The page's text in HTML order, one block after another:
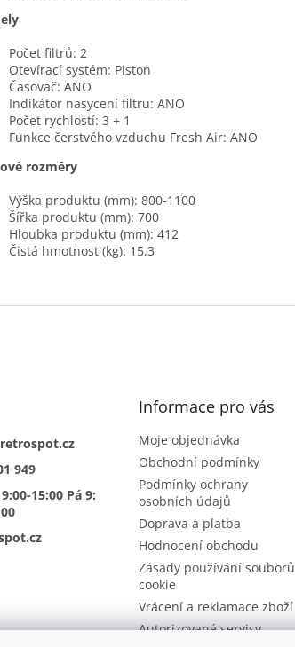
Počet filtrů: 2
Otevírací systém: Piston
Časovač: ANO
Indikátor nasycení filtru: ANO
Počet rychlostí: 3 + 1
Funkce čerstvého vzduchu Fresh Air: ANO
rozměry
Výška produktu (mm): 800-1100
Šířka produktu (mm): 700
Hloubka produktu (mm): 412
Čistá hmotnost (kg): 15,3
retrospot.cz
949
15:00 Pá 9:
Informace pro vás
Moje objednávka
Obchodní podmínky
Podmínky ochrany
osobních údajů
Doprava a platba
Hodnocení obchodu
Zásady používání souborů
cookie
Vrácení a reklamace zboží
Autorizované servisy